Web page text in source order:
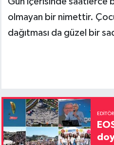
olmayan bir nimettir.
dağıtması da güzel bir